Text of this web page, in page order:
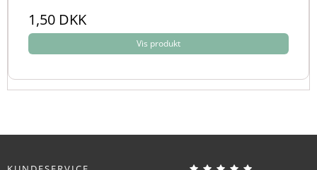
1,50 DKK
Vis produkt